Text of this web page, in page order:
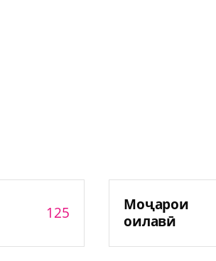
125
Моҷарои
оилавӣ